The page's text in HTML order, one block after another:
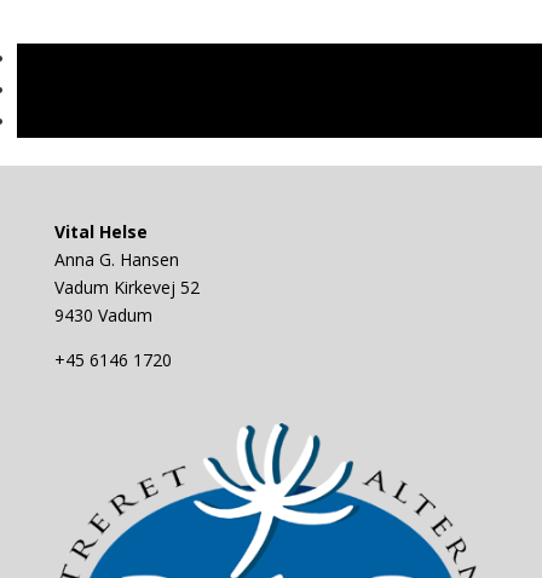
Vital Helse
Anna G. Hansen
Vadum Kirkevej 52
9430 Vadum
+45 6146 1720